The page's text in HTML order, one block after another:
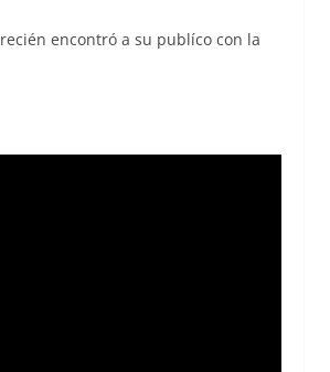
recién encontró a su publíco con la